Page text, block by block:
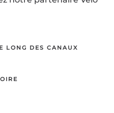
LONG DES CANAUX